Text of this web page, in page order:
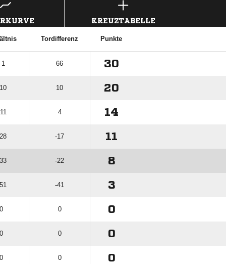
KREUZTABELLE
Tordifferenz Punkte
66 30
10 20
4 14
-17 11
-22 8
-41 3
0 0
0 0
0 0